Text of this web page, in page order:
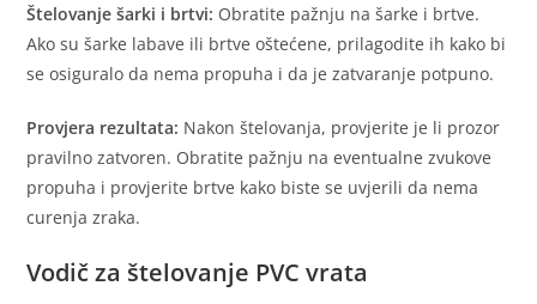
Štelovanje šarki i brtvi: Obratite pažnju na šarke i brtve.
Ako su šarke labave ili brtve oštećene, prilagodite ih kako bi
se osiguralo da nema propuha i da je zatvaranje potpuno.
Provjera rezultata: Nakon štelovanja, provjerite je li prozor
pravilno zatvoren. Obratite pažnju na eventualne zvukove
propuha i provjerite brtve kako biste se uvjerili da nema
curenja zraka.
Vodič za štelovanje PVC vrata